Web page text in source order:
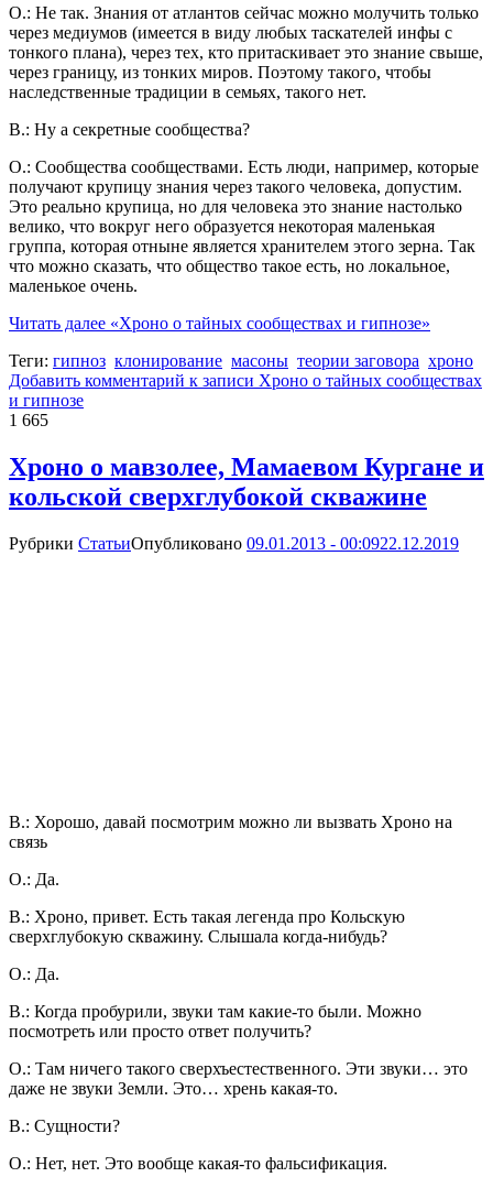
О.: Не так. Знания от атлантов сейчас можно молучить только
через медиумов (имеется в виду любых таскателей инфы с
тонкого плана), через тех, кто притаскивает это знание свыше,
через границу, из тонких миров. Поэтому такого, чтобы
наследственные традиции в семьях, такого нет.
В.: Ну а секретные сообщества?
О.: Сообщества сообществами. Есть люди, например, которые
получают крупицу знания через такого человека, допустим.
Это реально крупица, но для человека это знание настолько
велико, что вокруг него образуется некоторая маленькая
группа, которая отныне является хранителем этого зерна. Так
что можно сказать, что общество такое есть, но локальное,
маленькое очень.
Читать далее «Хроно о тайных сообществах и гипнозе»
Теги: гипноз клонирование масоны теории заговора хроно
Добавить комментарий к записи Хроно о тайных сообществах
и гипнозе
1 665
Хроно о мавзолее, Мамаевом Кургане и
кольской сверхглубокой скважине
Рубрики СтатьиОпубликовано 09.01.2013 - 00:0922.12.2019
В.: Хорошо, давай посмотрим можно ли вызвать Хроно на
связь
О.: Да.
В.: Хроно, привет. Есть такая легенда про Кольскую
сверхглубокую скважину. Слышала когда-нибудь?
О.: Да.
В.: Когда пробурили, звуки там какие-то были. Можно
посмотреть или просто ответ получить?
О.: Там ничего такого сверхъестественного. Эти звуки… это
даже не звуки Земли. Это… хрень какая-то.
В.: Сущности?
О.: Нет, нет. Это вообще какая-то фальсификация.